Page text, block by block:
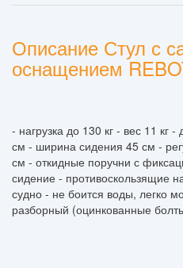
Описание Стул с
оснащением
- нагрузка до 130 кг - вес 11
см - ширина сидения 45 см -
см - откидные поручни с
сидение - противоскользящие
судно - не боится воды, легко
разборный (оцинкованные